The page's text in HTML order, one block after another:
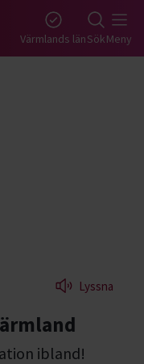
Värmlands länSökMeny
Lyssna
ibland!